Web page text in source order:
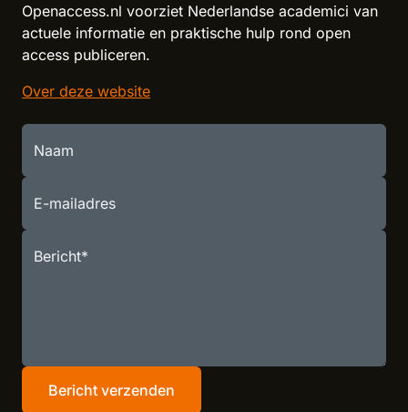
Openaccess.nl voorziet Nederlandse academici van
actuele informatie en praktische hulp rond open
access publiceren.
Over deze website
Naam
E-mailadres
Bericht